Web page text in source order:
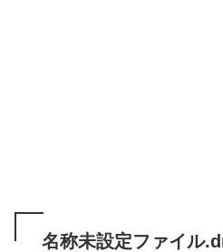
名称未設定ファイル